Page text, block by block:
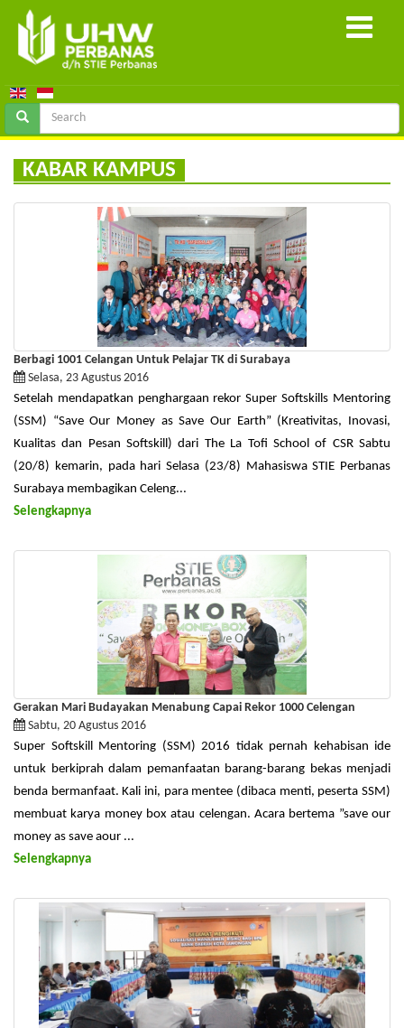
KABAR KAMPUS
Berbagi 1001 Celangan Untuk Pelajar TK di Surabaya
Selasa, 23 Agustus 2016
Setelah mendapatkan penghargaan rekor Super Softskills Mentoring
(SSM) “Save Our Money as Save Our Earth” (Kreativitas, Inovasi,
Kualitas dan Pesan Softskill) dari The La Tofi School of CSR Sabtu
(20/8) kemarin, pada hari Selasa (23/8) Mahasiswa STIE Perbanas
Surabaya membagikan Celeng...
Selengkapnya
Gerakan Mari Budayakan Menabung Capai Rekor 1000 Celengan
Sabtu, 20 Agustus 2016
Super Softskill Mentoring (SSM) 2016 tidak pernah kehabisan ide
untuk berkiprah dalam pemanfaatan barang-barang bekas menjadi
benda bermanfaat. Kali ini, para mentee (dibaca menti, peserta SSM)
membuat karya money box atau celengan. Acara bertema ”save our
money as save aour ...
Selengkapnya